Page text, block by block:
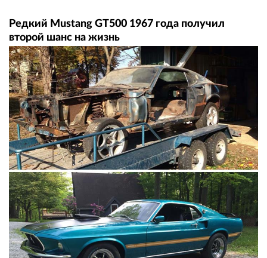
Редкий Mustang GT500 1967 года получил
второй шанс на жизнь